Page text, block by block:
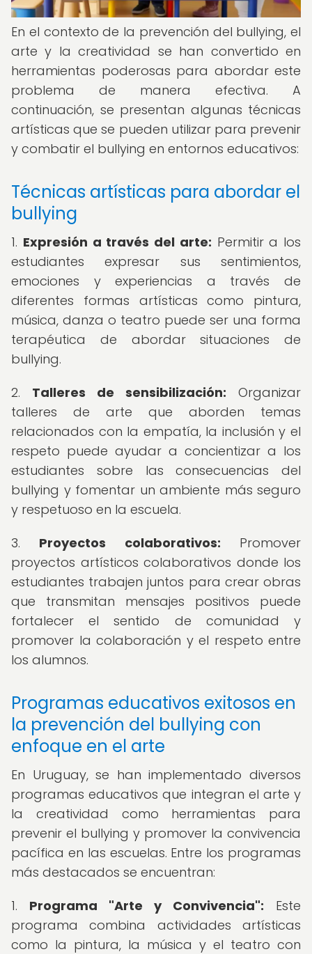
En el contexto de la prevención del bullying, el
arte y la creatividad se han convertido en
herramientas poderosas para abordar este
problema de manera efectiva. A
continuación, se presentan algunas técnicas
artísticas que se pueden utilizar para prevenir
y combatir el bullying en entornos educativos:
Técnicas artísticas para abordar el
bullying
1. Expresión a través del arte: Permitir a los
estudiantes expresar sus sentimientos,
emociones y experiencias a través de
diferentes formas artísticas como pintura,
música, danza o teatro puede ser una forma
terapéutica de abordar situaciones de
bullying.
2. Talleres de sensibilización: Organizar
talleres de arte que aborden temas
relacionados con la empatía, la inclusión y el
respeto puede ayudar a concientizar a los
estudiantes sobre las consecuencias del
bullying y fomentar un ambiente más seguro
y respetuoso en la escuela.
3. Proyectos colaborativos: Promover
proyectos artísticos colaborativos donde los
estudiantes trabajen juntos para crear obras
que transmitan mensajes positivos puede
fortalecer el sentido de comunidad y
promover la colaboración y el respeto entre
los alumnos.
Programas educativos exitosos en
la prevención del bullying con
enfoque en el arte
En Uruguay, se han implementado diversos
programas educativos que integran el arte y
la creatividad como herramientas para
prevenir el bullying y promover la convivencia
pacífica en las escuelas. Entre los programas
más destacados se encuentran:
1. Programa "Arte y Convivencia": Este
programa combina actividades artísticas
como la pintura, la música y el teatro con